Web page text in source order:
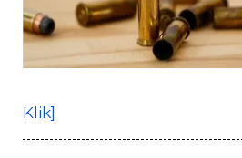
Klik]